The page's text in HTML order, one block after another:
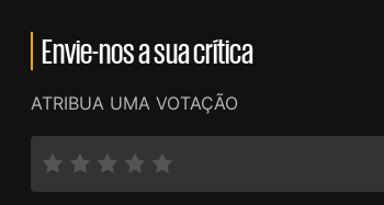
Envie-nos a sua crítica
ATRIBUA UMA VOTAÇÃO